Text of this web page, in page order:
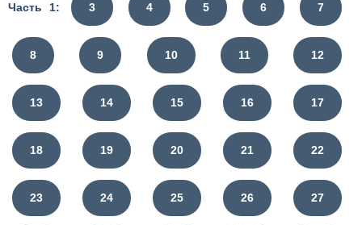
Часть 1: 3 4 5 6 7
8 9 10 11 12
13 14 15 16 17
18 19 20 21 22
23 24 25 26 27